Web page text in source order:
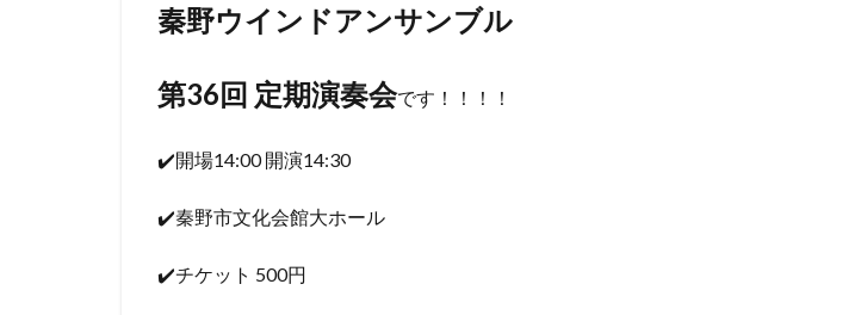
秦野ウインドアンサンブル
第36回 定期演奏会です！！！！
✔️開場14:00 開演14:30
✔️秦野市文化会館大ホール
✔️チケット 500円